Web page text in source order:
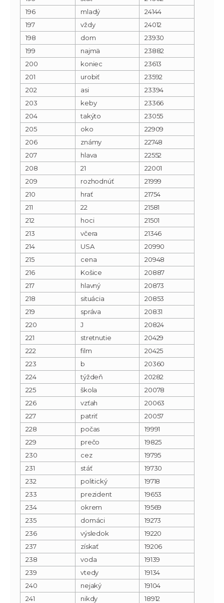
196
mladý
24144
197
vždy
24012
198
dom
23930
199
najmä
23882
200
koniec
23613
201
urobiť
23592
202
asi
23394
203
keby
23366
204
takýto
23055
205
oko
22909
206
známy
22748
207
hlava
22552
208
21
22001
209
rozhodnúť
21999
210
hrať
21754
211
22
21581
212
hoci
21501
213
včera
21346
214
USA
20990
215
cena
20948
216
Košice
20887
217
hlavný
20873
218
situácia
20853
219
správa
20831
220
J
20824
221
stretnutie
20429
222
film
20425
223
b
20360
224
týždeň
20282
225
škola
20078
226
vzťah
20063
227
patriť
20057
228
počas
19991
229
prečo
19825
230
cez
19795
231
stáť
19730
232
politický
19718
233
prezident
19653
234
okrem
19569
235
domáci
19273
236
výsledok
19220
237
získať
19206
238
voda
19139
239
vtedy
19134
240
nejaký
19104
241
nikdy
18912